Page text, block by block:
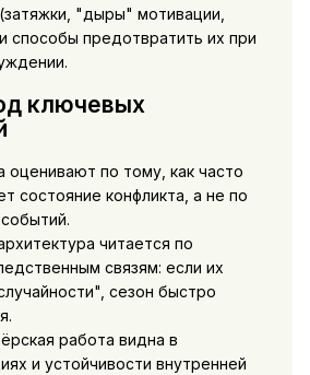
"дыры" мотивации,
способы предотвратить их при
ключевых
оценивают по тому, как часто
состояние конфликта, а не по
читается по
связям: если их
сезон быстро
работа видна в
и устойчивости внутренней